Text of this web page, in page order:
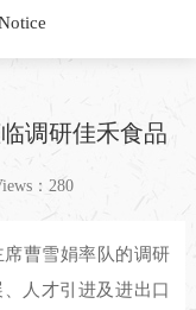
调研佳禾食品
：280
曹雪娟率队的调研
人才引进及进出口